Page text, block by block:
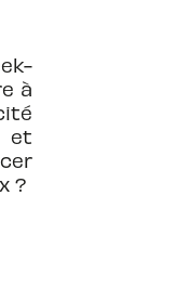
à
et
?